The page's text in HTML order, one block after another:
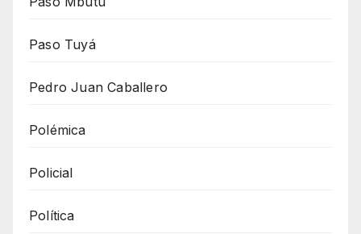
Paso Tuyá
Pedro Juan Caballero
Polémica
Policial
Política